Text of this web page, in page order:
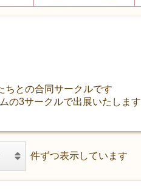
ちとの合同サークルです
の3サークルで出展いたします
件ずつ表示しています